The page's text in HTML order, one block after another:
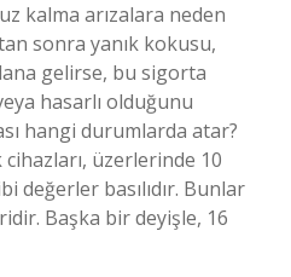
kalma arızalara neden
sonra yanık kokusu,
gelirse, bu sigorta
hasarlı olduğunu
hangi durumlarda atar?
üzerlerinde 10
değerler basılıdır. Bunlar
Başka bir deyişle, 16